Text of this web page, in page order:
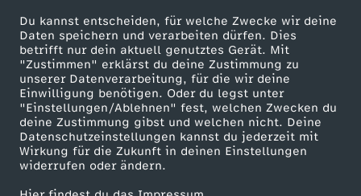
Du kannst entscheiden, für welche Zwecke wir deine
Daten speichern und verarbeiten dürfen. Dies
betrifft nur dein aktuell genutztes Gerät. Mit
"Zustimmen" erklärst du deine Zustimmung zu
unserer Datenverarbeitung, für die wir deine
Einwilligung benötigen. Oder du legst unter
"Einstellungen/Ablehnen" fest, welchen Zwecken du
deine Zustimmung gibst und welchen nicht. Deine
Datenschutzeinstellungen kannst du jederzeit mit
Wirkung für die Zukunft in deinen Einstellungen
widerrufen oder ändern.
ZDF goes Schule
Werbefernsehen
Mainzelmännchen